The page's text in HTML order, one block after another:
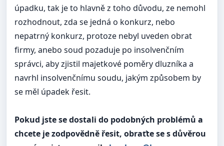
úpadku, tak je to hlavně z toho důvodu, ze nemohl
rozhodnout, zda se jedná o konkurz, nebo
nepatrný konkurz, protoze nebyl uveden obrat
firmy, anebo soud pozaduje po insolvenčním
správci, aby zjistil majetkové poměry dluzníka a
navrhl insolvenčnímu soudu, jakým způsobem by
se měl úpadek řesit.
Pokud jste se dostali do podobných problémů a
chcete je zodpovědně řesit, obraťte se s důvěrou